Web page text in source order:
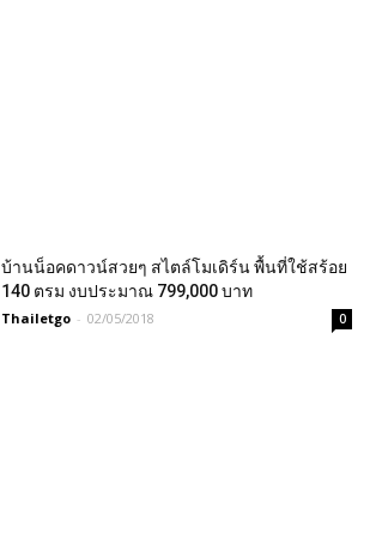
บ้านน็อคดาวน์สวยๆ สไตล์โมเดิร์น พื้นที่ใช้สร้อย
140 ตรม งบประมาณ 799,000 บาท
Thailetgo - 02/05/2018 0